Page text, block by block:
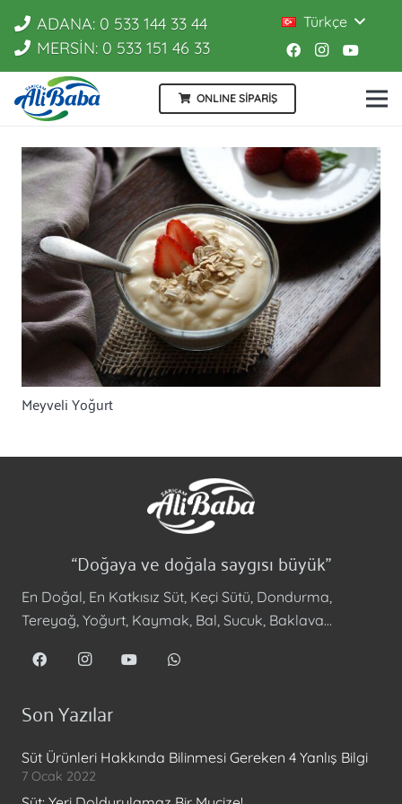
ADANA: 0 533 144 33 44
MERSİN: 0 533 151 46 33
Türkçe
ONLINE SİPARİŞ
Meyveli Yoğurt
“Doğaya ve doğala saygısı büyük”
En Doğal, En Katkısız Süt, Keçi Sütü, Dondurma,
Tereyağ, Yoğurt, Kaymak, Bal, Sucuk, Baklava…
Son Yazılar
Süt Ürünleri Hakkında Bilinmesi Gereken 4 Yanlış Bilgi
7 Ocak 2022